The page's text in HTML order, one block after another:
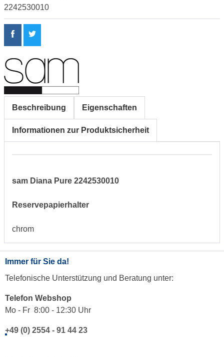
2242530010
Beschreibung Eigenschaften
Informationen zur Produktsicherheit
sam Diana Pure 2242530010
Reservepapierhalter
chrom
Immer für Sie da!
Telefonische Unterstützung und Beratung unter:
Telefon Webshop
Mo - Fr 8:00 - 12:30 Uhr
+49 (0) 2554 - 91 44 23